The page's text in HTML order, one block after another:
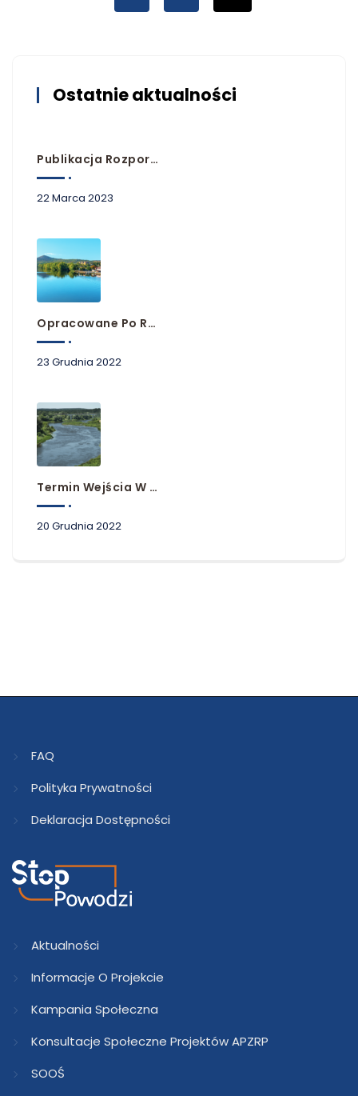
Ostatnie aktualności
Publikacja Rozporządzeń Przyjmujących Plany Zarządzania Ryzykiem Powodziowym
22 Marca 2023
Opracowane Po Raz Pierwszy Plany Zarządzania Ryzykiem Powodziowym Dla Obszarów Dorzeczy Niemna, Dunaju I Łaby
23 Grudnia 2022
Termin Wejścia W Życie Planów Zarządzania Ryzykiem Powodziowym
20 Grudnia 2022
FAQ
Polityka Prywatności
Deklaracja Dostępności
Aktualności
Informacje O Projekcie
Kampania Społeczna
Konsultacje Społeczne Projektów APZRP
SOOŚ